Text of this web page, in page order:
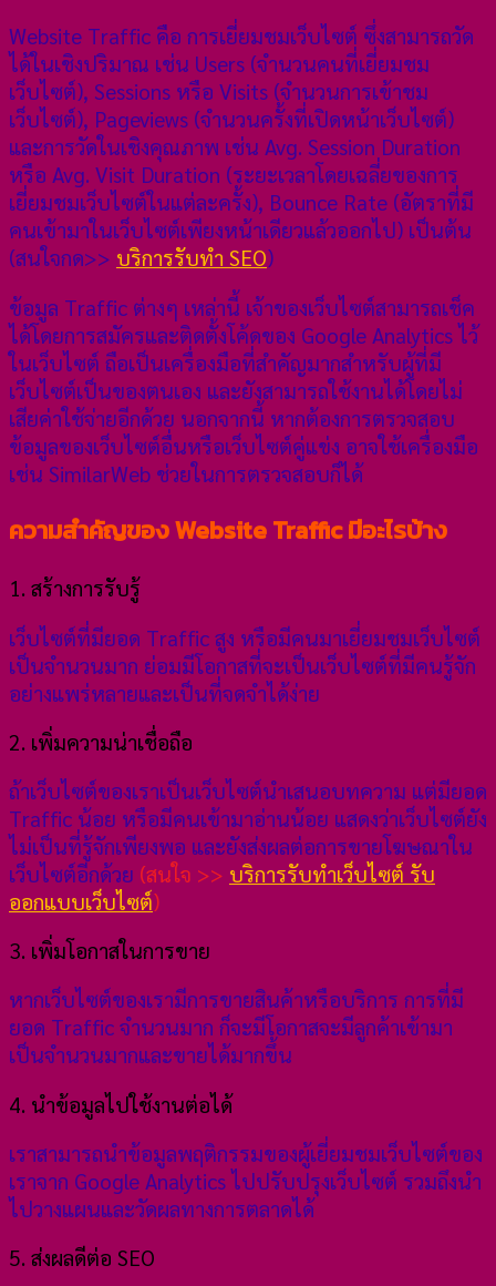
Website Traffic คือ การเยี่ยมชมเว็บไซต์ ซึ่งสามารถวัด
ได้ในเชิงปริมาณ เช่น Users (จำนวนคนที่เยี่ยมชม
เว็บไซต์), Sessions หรือ Visits (จำนวนการเข้าชม
เว็บไซต์), Pageviews (จำนวนครั้งที่เปิดหน้าเว็บไซต์)
และการวัดในเชิงคุณภาพ เช่น Avg. Session Duration
หรือ Avg. Visit Duration (ระยะเวลาโดยเฉลี่ยของการ
เยี่ยมชมเว็บไซต์ในแต่ละครั้ง), Bounce Rate (อัตราที่มี
คนเข้ามาในเว็บไซต์เพียงหน้าเดียวแล้วออกไป) เป็นต้น
(สนใจกด>> บริการรับทำ SEO)
ข้อมูล Traffic ต่างๆ เหล่านี้ เจ้าของเว็บไซต์สามารถเช็ค
ได้โดยการสมัครและติดตั้งโค้ดของ Google Analytics ไว้
ในเว็บไซต์ ถือเป็นเครื่องมือที่สำคัญมากสำหรับผู้ที่มี
เว็บไซต์เป็นของตนเอง และยังสามารถใช้งานได้โดยไม่
เสียค่าใช้จ่ายอีกด้วย นอกจากนี้ หากต้องการตรวจสอบ
ข้อมูลของเว็บไซต์อื่นหรือเว็บไซต์คู่แข่ง อาจใช้เครื่องมือ
เช่น SimilarWeb ช่วยในการตรวจสอบก็ได้
ความสำคัญของ Website Traffic มีอะไรบ้าง
1. สร้างการรับรู้
เว็บไซต์ที่มียอด Traffic สูง หรือมีคนมาเยี่ยมชมเว็บไซต์
เป็นจำนวนมาก ย่อมมีโอกาสที่จะเป็นเว็บไซต์ที่มีคนรู้จัก
อย่างแพร่หลายและเป็นที่จดจำได้ง่าย
2. เพิ่มความน่าเชื่อถือ
ถ้าเว็บไซต์ของเราเป็นเว็บไซต์นำเสนอบทความ แต่มียอด
Traffic น้อย หรือมีคนเข้ามาอ่านน้อย แสดงว่าเว็บไซต์ยัง
ไม่เป็นที่รู้จักเพียงพอ และยังส่งผลต่อการขายโฆษณาใน
เว็บไซต์อีกด้วย (สนใจ >> บริการรับทำเว็บไซต์ รับ
ออกแบบเว็บไซต์)
3. เพิ่มโอกาสในการขาย
หากเว็บไซต์ของเรามีการขายสินค้าหรือบริการ การที่มี
ยอด Traffic จำนวนมาก ก็จะมีโอกาสจะมีลูกค้าเข้ามา
เป็นจำนวนมากและขายได้มากขึ้น
4. นำข้อมูลไปใช้งานต่อได้
เราสามารถนำข้อมูลพฤติกรรมของผู้เยี่ยมชมเว็บไซต์ของ
เราจาก Google Analytics ไปปรับปรุงเว็บไซต์ รวมถึงนำ
ไปวางแผนและวัดผลทางการตลาดได้
5. ส่งผลดีต่อ SEO